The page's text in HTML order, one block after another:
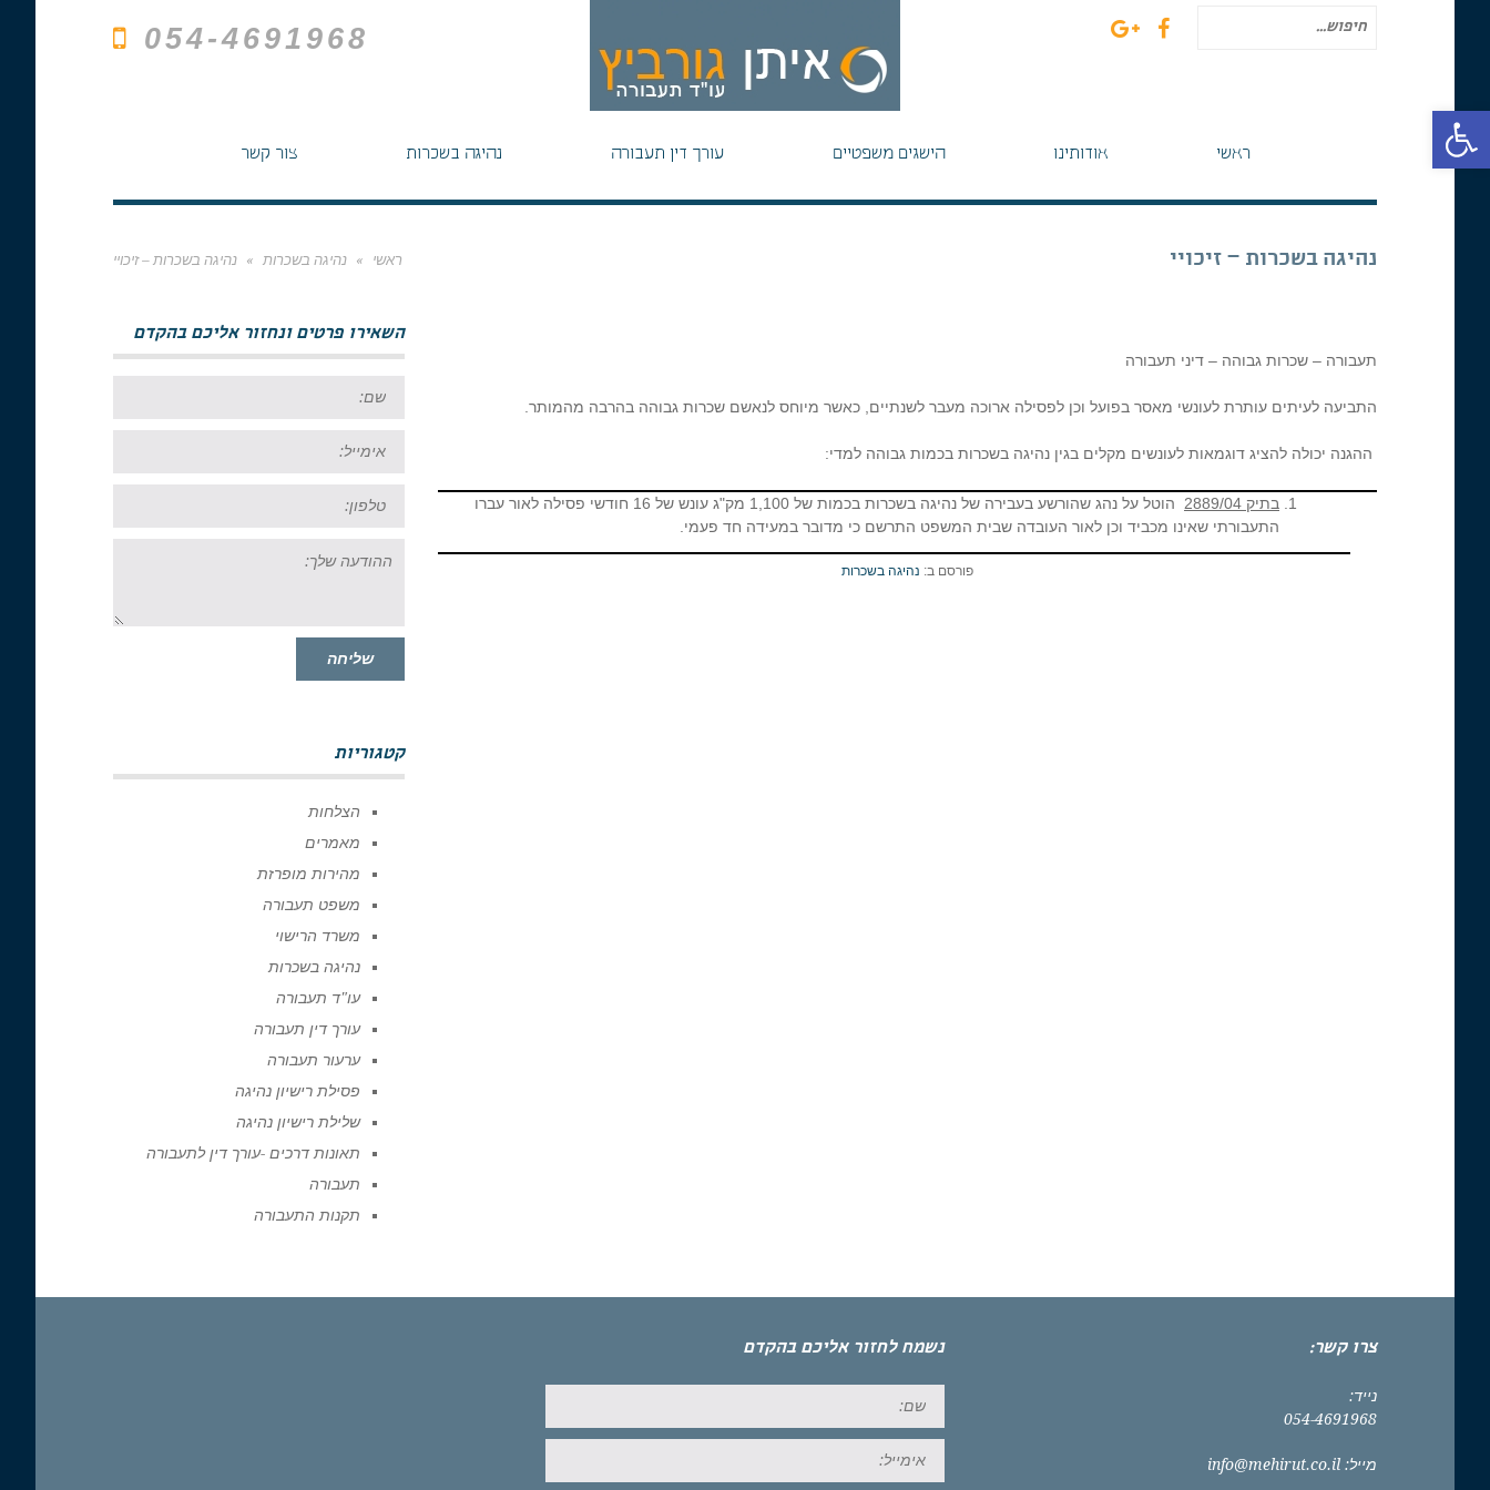
פתח סרגל נגישות
054-4691968
ראשי אודותינו הישגים משפטיים עורך דין תעבורה נהיגה בשכרות צור קשר
נהיגה בשכרות – זיכויי ראשי » נהיגה בשכרות » נהיגה בשכרות – זיכויי
תעבורה – שכרות גבוהה – דיני תעבורה
התביעה לעיתים עותרת לעונשי מאסר בפועל וכן לפסילה ארוכה מעבר לשנתיים, כאשר מיוחס לנאשם שכרות גבוהה בהרבה מהמותר.
ההגנה יכולה להציג דוגמאות לעונשים מקלים בגין נהיגה בשכרות בכמות גבוהה למדי:
בתיק 2889/04
הוטל על נהג שהורשע בעבירה של נהיגה בשכרות בכמות של 1,100 מק"ג עונש של 16 חודשי פסילה לאור עברו
התעבורתי שאינו מכביד וכן לאור העובדה שבית המשפט התרשם כי מדובר במעידה חד פעמי.
פורסם ב: נהיגה בשכרות
השאירו פרטים ונחזור אליכם בהקדם
שלך:
שליחה
קטגוריות
הצלחות
מאמרים
מהירות מופרזת
משפט תעבורה
משרד הרישוי
נהיגה בשכרות
עו"ד תעבורה
עורך דין תעבורה
ערעור תעבורה
פסילת רישיון נהיגה
שלילת רישיון נהיגה
תאונות דרכים -עורך דין לתעבורה
תעבורה
תקנות התעבורה
צרו קשר:
נייד:
054-4691968
מייל: info@mehirut.co.il
נשמח לחזור אליכם בהקדם